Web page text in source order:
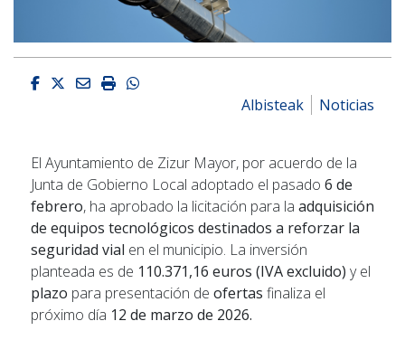
Facebook
Twitter
EmailImprimirWhatsapp
Albisteak
Noticias
El Ayuntamiento de Zizur Mayor, por acuerdo de la
Junta de Gobierno Local adoptado el pasado 6 de
febrero, ha aprobado la licitación para la adquisición
de equipos tecnológicos destinados a reforzar la
seguridad vial en el municipio. La inversión
planteada es de 110.371,16 euros (IVA excluido) y el
plazo para presentación de ofertas finaliza el
próximo día 12 de marzo de 2026.